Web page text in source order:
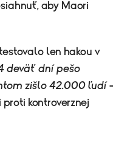
aby Maori
len hakou v
deväť dní pešo
zišlo 42.000 ľudí -
kontroverznej